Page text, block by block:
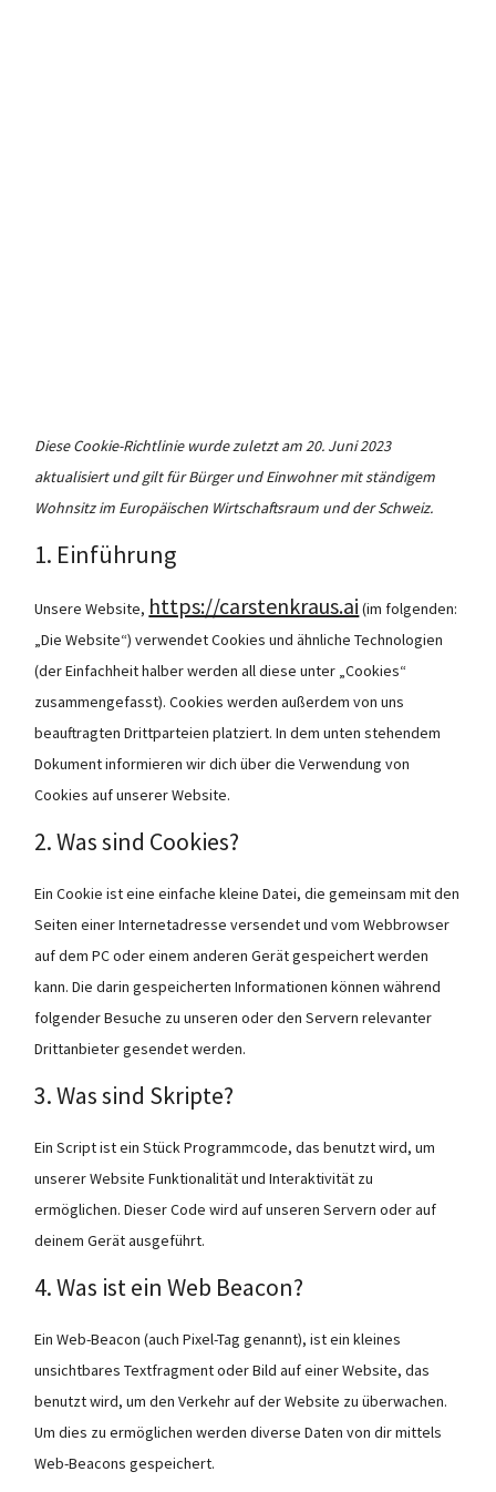
Diese Cookie-Richtlinie wurde zuletzt am 20. Juni 2023
aktualisiert und gilt für Bürger und Einwohner mit ständigem
Wohnsitz im Europäischen Wirtschaftsraum und der Schweiz.
1. Einführung
Unsere Website, https://carstenkraus.ai (im folgenden:
„Die Website“) verwendet Cookies und ähnliche Technologien
(der Einfachheit halber werden all diese unter „Cookies“
zusammengefasst). Cookies werden außerdem von uns
beauftragten Drittparteien platziert. In dem unten stehendem
Dokument informieren wir dich über die Verwendung von
Cookies auf unserer Website.
2. Was sind Cookies?
Ein Cookie ist eine einfache kleine Datei, die gemeinsam mit den
Seiten einer Internetadresse versendet und vom Webbrowser
auf dem PC oder einem anderen Gerät gespeichert werden
kann. Die darin gespeicherten Informationen können während
folgender Besuche zu unseren oder den Servern relevanter
Drittanbieter gesendet werden.
3. Was sind Skripte?
Ein Script ist ein Stück Programmcode, das benutzt wird, um
unserer Website Funktionalität und Interaktivität zu
ermöglichen. Dieser Code wird auf unseren Servern oder auf
deinem Gerät ausgeführt.
4. Was ist ein Web Beacon?
Ein Web-Beacon (auch Pixel-Tag genannt), ist ein kleines
unsichtbares Textfragment oder Bild auf einer Website, das
benutzt wird, um den Verkehr auf der Website zu überwachen.
Um dies zu ermöglichen werden diverse Daten von dir mittels
Web-Beacons gespeichert.